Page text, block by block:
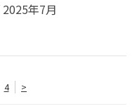
年7月
4 >